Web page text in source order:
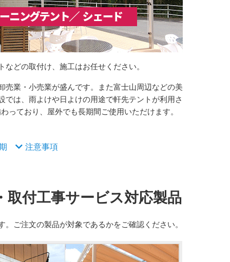
どの取付け、施工はお任せください。
業・小売業が盛んです。また富士山周辺などの美
は、雨よけや日よけの用途で軒先テントが利用さ
っており、屋外でも長期間ご使用いただけます。
注意事項
取付工事サービス対応製品
ご注文の製品が対象であるかをご確認ください。